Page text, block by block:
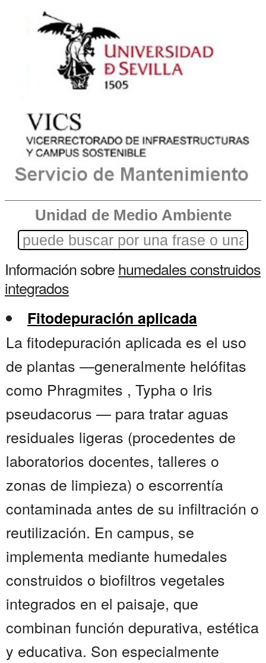
Unidad de Medio Ambiente
Información sobrehumedales construidos
integrados
Fitodepuración aplicada
La fitodepuración aplicada es el uso
de plantas —generalmente helófitas
como Phragmites , Typha o Iris
pseudacorus — para tratar aguas
residuales ligeras (procedentes de
laboratorios docentes, talleres o
zonas de limpieza) o escorrentía
contaminada antes de su infiltración o
reutilización. En campus, se
implementa mediante humedales
construidos o biofiltros vegetales
integrados en el paisaje, que
combinan función depurativa, estética
y educativa. Son especialmente